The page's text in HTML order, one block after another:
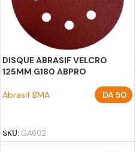
DISQUE ABRASIF VELCRO
125MM G180 ABPRO
Abrasif BMA DA50
SKU: GA602